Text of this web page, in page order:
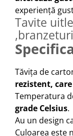
experiență
Tavite
Tăvița de
rezistent,
Temperatura
grade Celsius.
Au un design
Culoarea este